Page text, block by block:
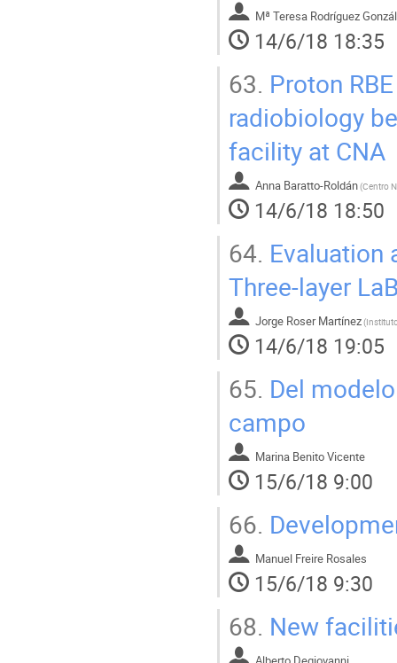
Mª Teresa Rodríguez
14/6/18 18:35
63. Proton
radiobiology
facility at CNA
Anna Baratto-Roldán(
14/6/18 18:50
64. Evaluation
Three-layer
Jorge Roser Martínez(
14/6/18 19:05
65. Del
campo
Marina Benito Vicente
15/6/18 9:00
66.
Manuel Freire Rosales
15/6/18 9:30
68. New